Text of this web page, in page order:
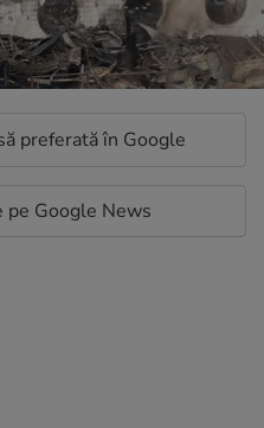
preferată în Google
Google News